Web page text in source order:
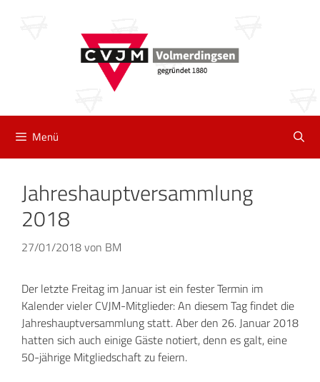
Menü
Jahreshauptversammlung
2018
27/01/2018von BM
Der letzte Freitag im Januar ist ein fester Termin im
Kalender vieler CVJM-Mitglieder: An diesem Tag findet die
Jahreshauptversammlung statt. Aber den 26. Januar 2018
hatten sich auch einige Gäste notiert, denn es galt, eine
50-jährige Mitgliedschaft zu feiern.